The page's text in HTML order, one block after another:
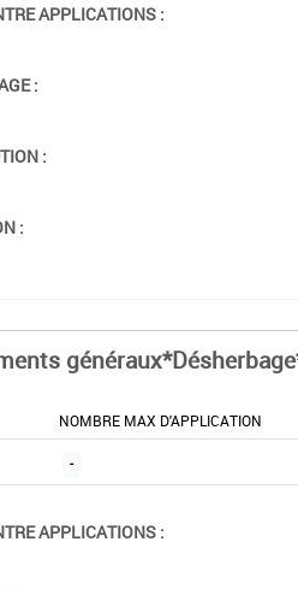
APPLICATIONS :
:
:
:
NOMBRE MAX D'APPLICATION
-
APPLICATIONS :